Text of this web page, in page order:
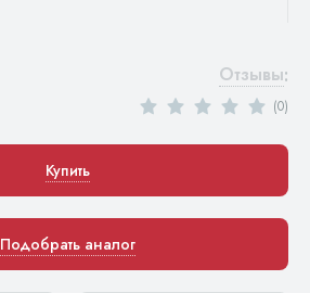
Отзывы:
(0)
Купить
Подобрать аналог